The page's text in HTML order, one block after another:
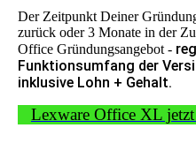
Der Zeitpunkt Deiner
zurück oder 3 Monate in der
Office Gründungsangebot -
Funktionsumfang der
inklusive Lohn + Gehalt.
Lexware Office XL